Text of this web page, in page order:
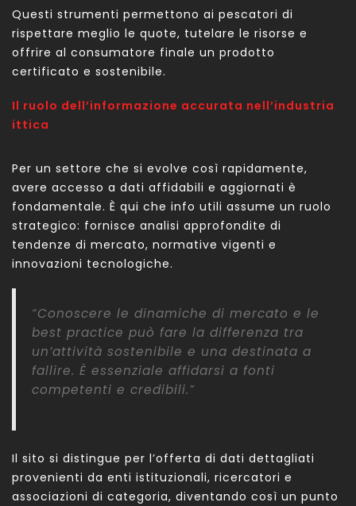
Questi strumenti permettono ai pescatori di
rispettare meglio le quote, tutelare le risorse e
offrire al consumatore finale un prodotto
certificato e sostenibile.
Il ruolo dell’informazione accurata nell’industria
ittica
Per un settore che si evolve così rapidamente,
avere accesso a dati affidabili e aggiornati è
fondamentale. È qui che info utili assume un ruolo
strategico: fornisce analisi approfondite di
tendenze di mercato, normative vigenti e
innovazioni tecnologiche.
“Conoscere le dinamiche di mercato e le
best practice può fare la differenza tra
un’attività sostenibile e una destinata a
fallire. È essenziale affidarsi a fonti
competenti e credibili.”
Il sito si distingue per l’offerta di dati dettagliati
provenienti da enti istituzionali, ricercatori e
associazioni di categoria, diventando così un punto